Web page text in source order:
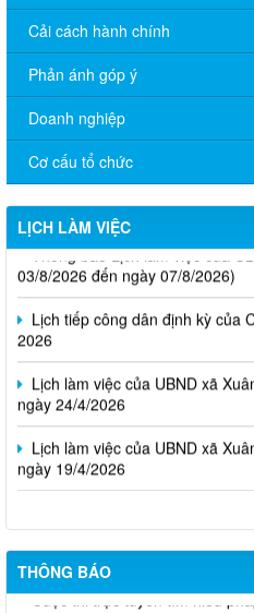
Cải cách hành chính
Phản ánh góp ý
Doanh nghiệp
Cơ cấu tổ chức
LỊCH LÀM VIỆC
Thông báo Lịch làm việc của
03/8/2026 đến ngày 07/8/2026)
Lịch tiếp công dân định kỳ của
2026
Lịch làm việc của UBND xã
ngày 24/4/2026
Lịch làm việc của UBND xã
ngày 19/4/2026
THÔNG BÁO
Cuộc thi trực tuyến tìm hiểu